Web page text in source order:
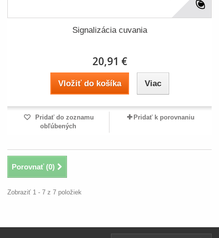
Signalizácia cuvania
20,91 €
Vložiť do košíka Viac
Pridať do zoznamu
obľúbených
Pridať k porovnaniu
Porovnať (0)
Zobraziť 1 - 7 z 7 položiek